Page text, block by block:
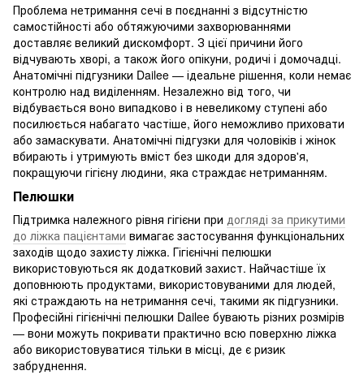
Проблема нетримання сечі в поєднанні з відсутністю
самостійності або обтяжуючими захворюваннями
доставляє великий дискомфорт. З цієї причини його
відчувають хворі, а також його опікуни, родичі і домочадці.
Анатомічні підгузники Dailee — ідеальне рішення, коли немає
контролю над виділенням. Незалежно від того, чи
відбувається воно випадково і в невеликому ступені або
посилюється набагато частіше, його неможливо приховати
або замаскувати. Анатомічні підгузки для чоловіків і жінок
вбирають і утримують вміст без шкоди для здоров'я,
покращуючи гігієну людини, яка страждає нетриманням.
Пелюшки
Підтримка належного рівня гігієни при догляді за прикутими
до ліжка пацієнтами вимагає застосування функціональних
заходів щодо захисту ліжка. Гігієнічні пелюшки
використовуються як додатковий захист. Найчастіше їх
доповнюють продуктами, використовуваними для людей,
які страждають на нетримання сечі, такими як підгузники.
Професійні гігієнічні пелюшки Dailee бувають різних розмірів
— вони можуть покривати практично всю поверхню ліжка
або використовуватися тільки в місці, де є ризик
забруднення.